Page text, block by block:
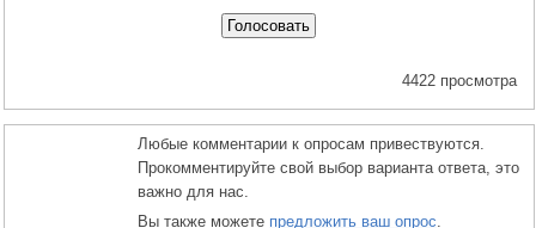
4422 просмотра
Любые комментарии к опросам привествуются.
Прокомментируйте свой выбор варианта ответа, это
важно для нас.
Вы также можете предложить ваш опрос